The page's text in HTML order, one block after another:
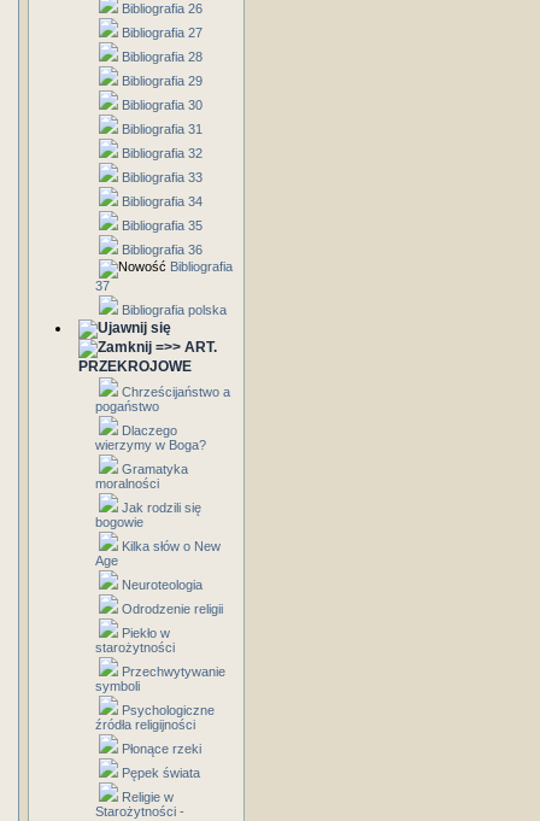
Bibliografia 26
Bibliografia 27
Bibliografia 28
Bibliografia 29
Bibliografia 30
Bibliografia 31
Bibliografia 32
Bibliografia 33
Bibliografia 34
Bibliografia 35
Bibliografia 36
Bibliografia
37
Bibliografia polska
=>> ART.
PRZEKROJOWE
Chrześcijaństwo a
pogaństwo
Dlaczego
wierzymy w Boga?
Gramatyka
moralności
Jak rodzili się
bogowie
Kilka słów o New
Age
Neuroteologia
Odrodzenie religii
Piekło w
starożytności
Przechwytywanie
symboli
Psychologiczne
źródła religijności
Płonące rzeki
Pępek świata
Religie w
Starożytności -